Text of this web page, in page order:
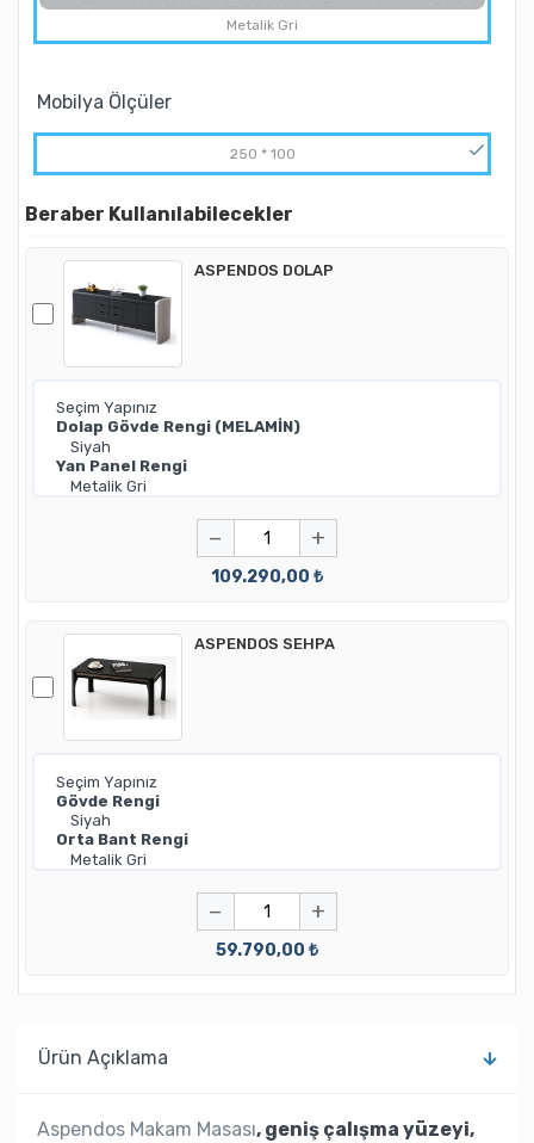
Metalik Gri
Mobilya Ölçüler
250 * 100
Beraber Kullanılabilecekler
ASPENDOS DOLAP
− +
109.290,00 ₺
ASPENDOS SEHPA
− +
59.790,00 ₺
Ürün Açıklama
Aspendos Makam Masası, geniş çalışma yüzeyi,